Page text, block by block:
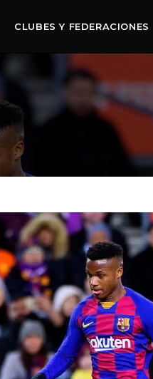
CLUBES Y FEDERACIONES